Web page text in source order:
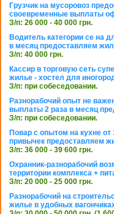
Грузчик на мусоровоз
своевременные выплаты
З/п: 26 000 - 40 000 грн.
Водитель категории се на
в месяц предоставляем
З/п: 40 000 грн.
Кассир в торговую сеть
жилье - хостел для
З/п: при собеседовании.
Разнорабочий опыт не
выплаты 2 раза в месяц
З/п: при собеседовании.
Повар с опытом на кухне
привычек предоставляем
З/п: 36 000 - 39 600 грн.
Охранник-разнорабочий
территории комплекса +
З/п: 20 000 - 25 000 грн.
Разнорабочий на
жилье в удобных